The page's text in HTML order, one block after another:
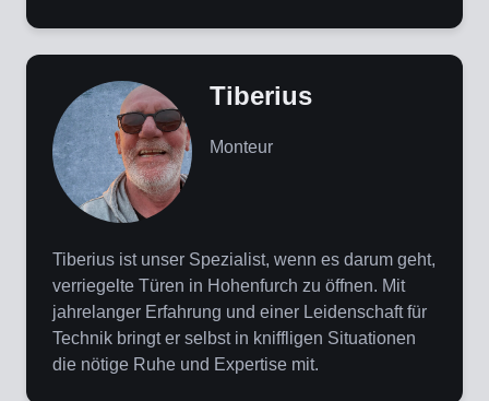
Tiberius
Monteur
Tiberius ist unser Spezialist, wenn es darum geht,
verriegelte Türen in Hohenfurch zu öffnen. Mit
jahrelanger Erfahrung und einer Leidenschaft für
Technik bringt er selbst in kniffligen Situationen
die nötige Ruhe und Expertise mit.